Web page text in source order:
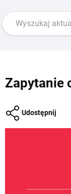
Zapytanie
Udostępnij